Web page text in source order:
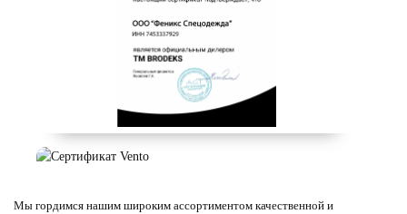
Мы гордимся нашим широким ассортиментом качественной и